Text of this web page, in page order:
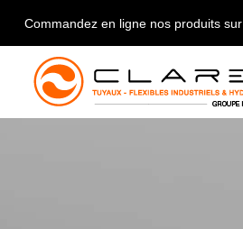
Commandez en ligne nos produits sur